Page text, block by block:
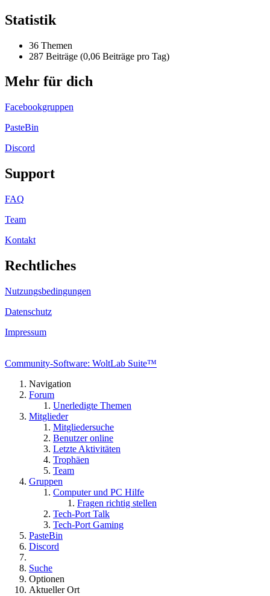
Statistik
36 Themen
287 Beiträge (0,06 Beiträge pro Tag)
Mehr für dich
Facebookgruppen
PasteBin
Discord
Support
FAQ
Team
Kontakt
Rechtliches
Nutzungsbedingungen
Datenschutz
Impressum
Community-Software: WoltLab Suite™
Navigation
Forum
Unerledigte Themen
Mitglieder
Mitgliedersuche
Benutzer online
Letzte Aktivitäten
Trophäen
Team
Gruppen
Computer und PC Hilfe
Fragen richtig stellen
Tech-Port Talk
Tech-Port Gaming
PasteBin
Discord
Suche
Optionen
Aktueller Ort